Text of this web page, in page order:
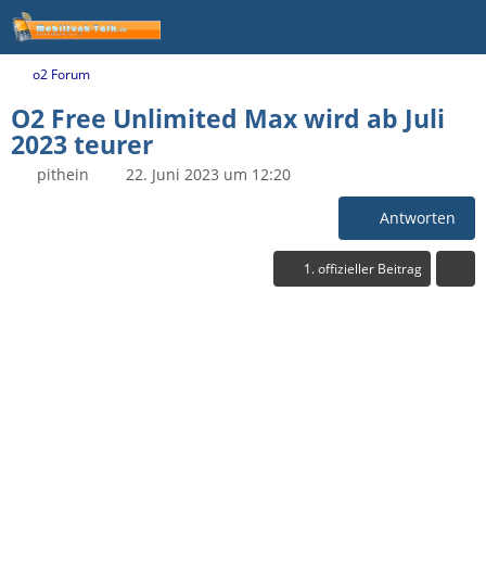
o2 Forum
O2 Free Unlimited Max wird ab Juli
2023 teurer
pithein 22. Juni 2023 um 12:20
Antworten
1. offizieller Beitrag